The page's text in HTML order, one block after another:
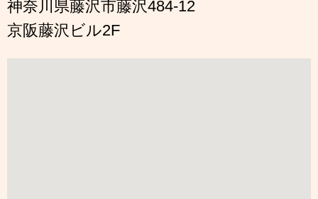
神奈川県藤沢市藤沢484-12
京阪藤沢ビル2F